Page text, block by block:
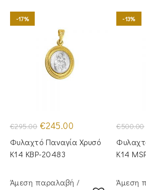
-17%
€295.00 Original
price
was:
€295.00.
€245.00
τιμή
είναι:
Φυλαχτό Παναγία Χρυσό
Κ14 KBP-20483
-13%
€500.00
Κ14
Άμεση παραλαβή /
Άμεση